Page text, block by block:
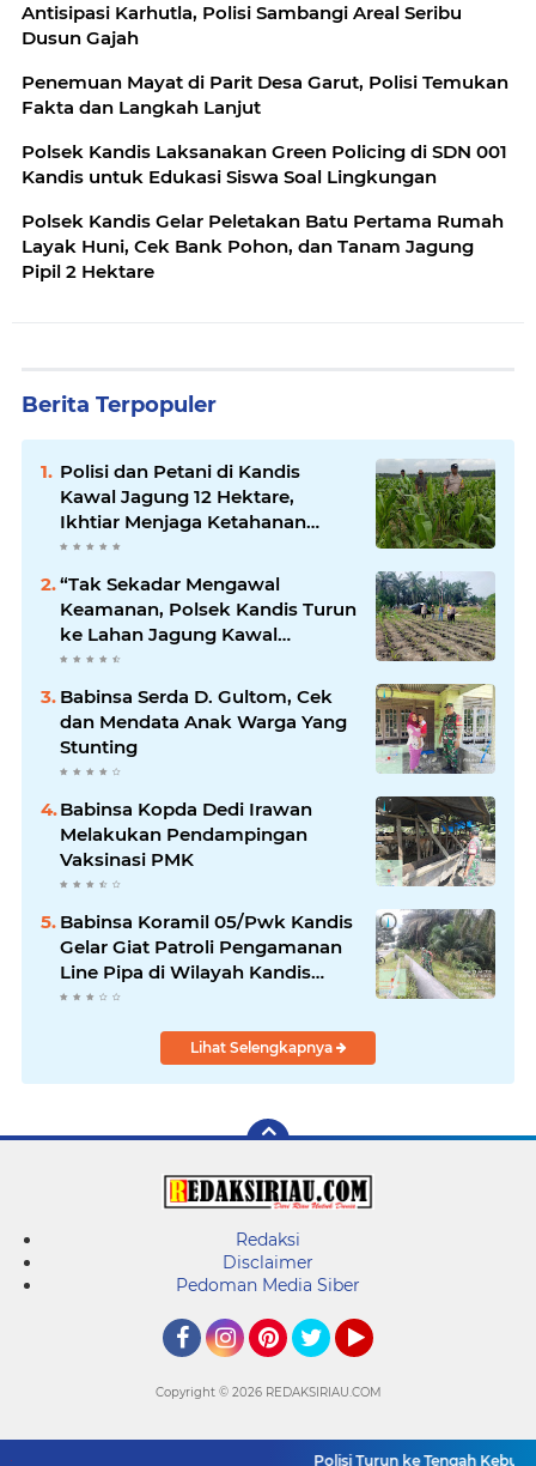
Antisipasi Karhutla, Polisi Sambangi Areal Seribu
Dusun Gajah
Penemuan Mayat di Parit Desa Garut, Polisi Temukan
Fakta dan Langkah Lanjut
Polsek Kandis Laksanakan Green Policing di SDN 001
Kandis untuk Edukasi Siswa Soal Lingkungan
Polsek Kandis Gelar Peletakan Batu Pertama Rumah
Layak Huni, Cek Bank Pohon, dan Tanam Jagung
Pipil 2 Hektare
Berita Terpopuler
Polisi dan Petani di Kandis
Kawal Jagung 12 Hektare,
Ikhtiar Menjaga Ketahanan
Pangan
“Tak Sekadar Mengawal
Keamanan, Polsek Kandis Turun
ke Lahan Jagung Kawal
Ketahanan Pangan
Babinsa Serda D. Gultom, Cek
dan Mendata Anak Warga Yang
Stunting
Babinsa Kopda Dedi Irawan
Melakukan Pendampingan
Vaksinasi PMK
Babinsa Koramil 05/Pwk Kandis
Gelar Giat Patroli Pengamanan
Line Pipa di Wilayah Kandis
Kandis
Lihat Selengkapnya
Redaksi
Disclaimer
Pedoman Media Siber
Polisi Turun ke Tengah Kebun
Copyright © 2026 REDAKSIRIAU.COM